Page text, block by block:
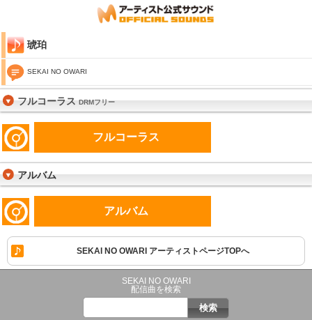
琥珀
SEKAI NO OWARI
フルコーラスDRMフリー
フルコーラス
アルバム
アルバム
SEKAI NO OWARI アーティストページTOPへ
SEKAI NO OWARI
配信曲を検索